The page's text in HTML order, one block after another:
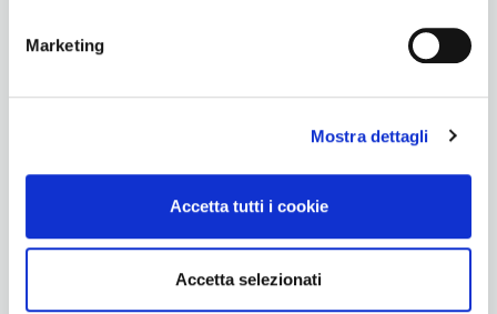
Marketing
Mostra dettagli
Accetta tutti i cookie
Accetta selezionati
Mitglieder finden
Privacy